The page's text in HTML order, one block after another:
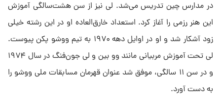
در مدارس چین تدریس می‌شد. لی نیز از سن هشت‌سالگی آموزش
این هنر رزمی را آغاز کرد. استعداد خارق‌العاده او در این رشته خیلی
زود آشکار شد و او در اوایل دهه ۱۹۷۰ به تیم ووشو پکن پیوست.
لی تحت آموزش مربیانی مانند وو بین و لی جون‌فنگ در سال ۱۹۷۴
و در سن ۱۱ سالگی، موفق شد عنوان قهرمان مسابقات ملی ووشو را
به دست آورد.